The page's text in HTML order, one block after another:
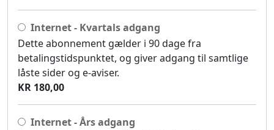
Internet - Kvartals adgang
Dette abonnement gælder i 90 dage fra
betalingstidspunktet, og giver adgang til samtlige
låste sider og e-aviser.
KR 180,00
Internet - Års adgang